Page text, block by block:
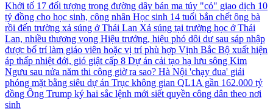
Khởi tố 17 đối tượng trong đường dây bán ma túy "cỏ" giao dịch 10
tỷ đồng cho học sinh, công nhân Học sinh 14 tuổi bắn chết ông bà
rồi đến trường xả súng ở Thái Lan Xả súng tại trường học ở Thái
Lan, nhiều thương vong Hiệu trưởng, hiệu phó dôi dư sau sáp nhập
được bố trí làm giáo viên hoặc vị trí phù hợp Vịnh Bắc Bộ xuất hiện
áp thấp nhiệt đới, gió giật cấp 8 Dự án cải tạo hạ lưu sông Kim
Ngưu sau nửa năm thi công giờ ra sao? Hà Nội 'chạy đua' giải
phóng mặt bằng siêu dự án Trục không gian QL1A gần 162.000 tỷ
đồng Ông Trump ký hai sắc lệnh mới siết quyền công dân theo nơi
sinh